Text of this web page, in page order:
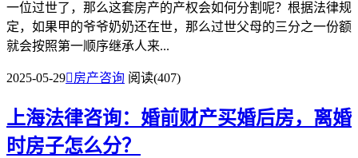
一位过世了，那么这套房产的产权会如何分割呢？根据法律规
定，如果甲的爷爷奶奶还在世，那么过世父母的三分之一份额
就会按照第一顺序继承人来...
2025-05-29房产咨询 阅读(407)
上海法律咨询：婚前财产买婚后房，离婚
时房子怎么分？